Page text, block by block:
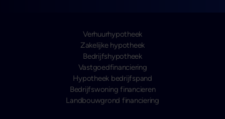
Verhuurhypotheek
Zakelijke hypotheek
Bedrijfshypotheek
Vastgoedfinanciering
Hypotheek bedrijfspand
Bedrijfswoning financieren
Landbouwgrond financiering